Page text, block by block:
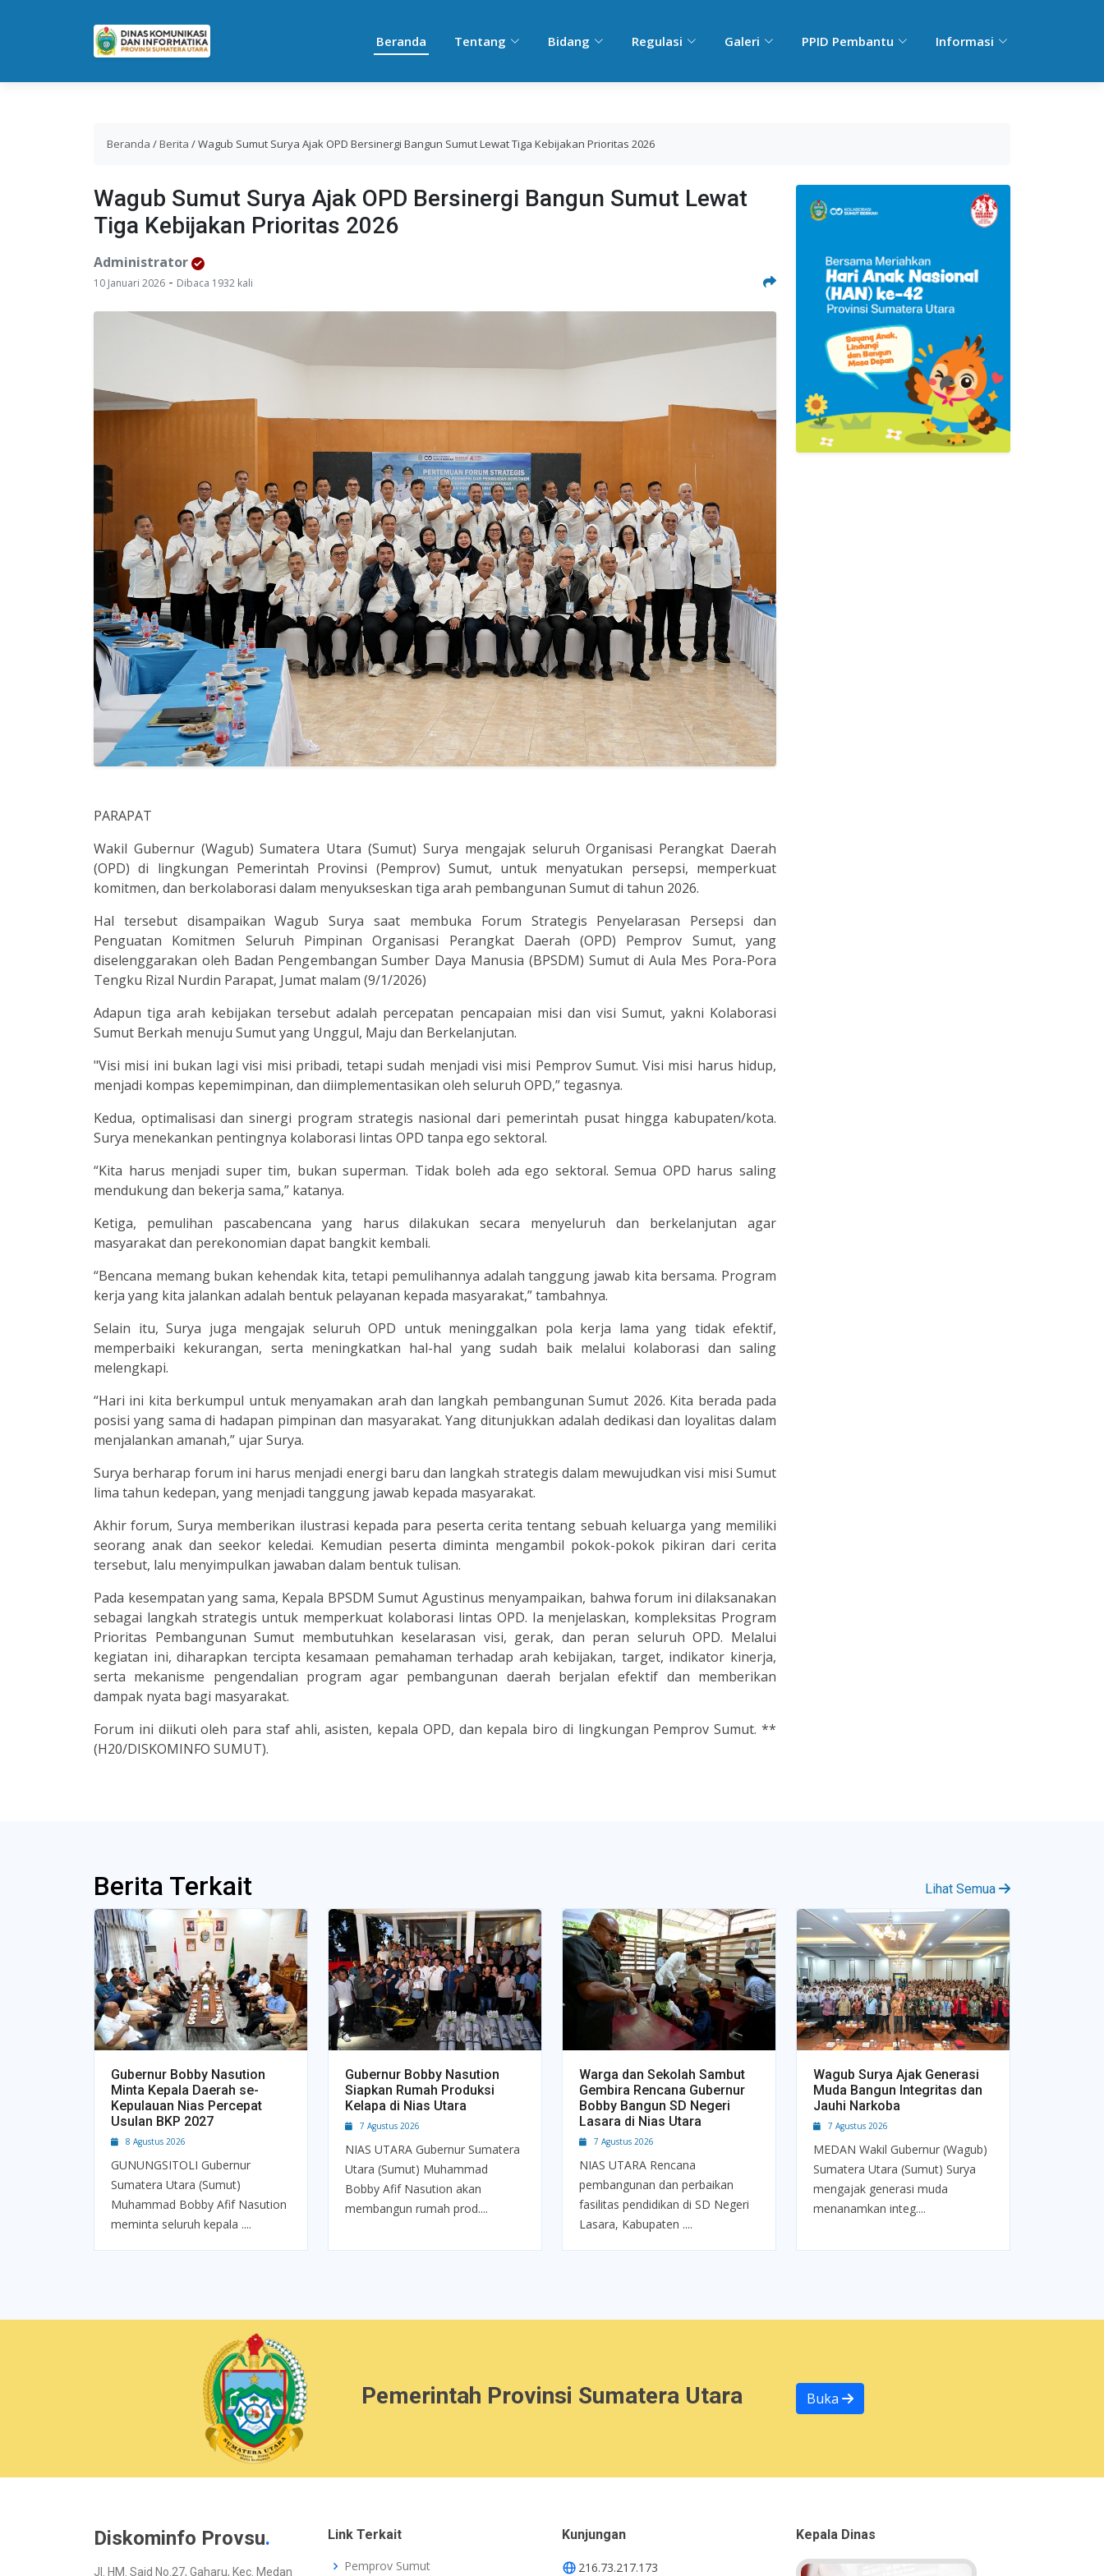
Beranda Tentang Bidang Regulasi Galeri PPID Pembantu Informasi
Beranda / Berita /Wagub Sumut Surya Ajak OPD Bersinergi Bangun Sumut Lewat Tiga Kebijakan Prioritas 2026
Wagub Sumut Surya Ajak OPD Bersinergi Bangun Sumut Lewat
Tiga Kebijakan Prioritas 2026
Administrator
10 Januari 2026 - Dibaca 1932 kali
PARAPAT
Wakil Gubernur (Wagub) Sumatera Utara (Sumut) Surya mengajak seluruh Organisasi Perangkat Daerah
(OPD) di lingkungan Pemerintah Provinsi (Pemprov) Sumut, untuk menyatukan persepsi, memperkuat
komitmen, dan berkolaborasi dalam menyukseskan tiga arah pembangunan Sumut di tahun 2026.
Hal tersebut disampaikan Wagub Surya saat membuka Forum Strategis Penyelarasan Persepsi dan
Penguatan Komitmen Seluruh Pimpinan Organisasi Perangkat Daerah (OPD) Pemprov Sumut, yang
diselenggarakan oleh Badan Pengembangan Sumber Daya Manusia (BPSDM) Sumut di Aula Mes Pora-Pora
Tengku Rizal Nurdin Parapat, Jumat malam (9/1/2026)
Adapun tiga arah kebijakan tersebut adalah percepatan pencapaian misi dan visi Sumut, yakni Kolaborasi
Sumut Berkah menuju Sumut yang Unggul, Maju dan Berkelanjutan.
"Visi misi ini bukan lagi visi misi pribadi, tetapi sudah menjadi visi misi Pemprov Sumut. Visi misi harus hidup,
menjadi kompas kepemimpinan, dan diimplementasikan oleh seluruh OPD,” tegasnya.
Kedua, optimalisasi dan sinergi program strategis nasional dari pemerintah pusat hingga kabupaten/kota.
Surya menekankan pentingnya kolaborasi lintas OPD tanpa ego sektoral.
“Kita harus menjadi super tim, bukan superman. Tidak boleh ada ego sektoral. Semua OPD harus saling
mendukung dan bekerja sama,” katanya.
Ketiga, pemulihan pascabencana yang harus dilakukan secara menyeluruh dan berkelanjutan agar
masyarakat dan perekonomian dapat bangkit kembali.
“Bencana memang bukan kehendak kita, tetapi pemulihannya adalah tanggung jawab kita bersama. Program
kerja yang kita jalankan adalah bentuk pelayanan kepada masyarakat,” tambahnya.
Selain itu, Surya juga mengajak seluruh OPD untuk meninggalkan pola kerja lama yang tidak efektif,
memperbaiki kekurangan, serta meningkatkan hal-hal yang sudah baik melalui kolaborasi dan saling
melengkapi.
“Hari ini kita berkumpul untuk menyamakan arah dan langkah pembangunan Sumut 2026. Kita berada pada
posisi yang sama di hadapan pimpinan dan masyarakat. Yang ditunjukkan adalah dedikasi dan loyalitas dalam
menjalankan amanah,” ujar Surya.
Surya berharap forum ini harus menjadi energi baru dan langkah strategis dalam mewujudkan visi misi Sumut
lima tahun kedepan, yang menjadi tanggung jawab kepada masyarakat.
Akhir forum, Surya memberikan ilustrasi kepada para peserta cerita tentang sebuah keluarga yang memiliki
seorang anak dan seekor keledai. Kemudian peserta diminta mengambil pokok-pokok pikiran dari cerita
tersebut, lalu menyimpulkan jawaban dalam bentuk tulisan.
Pada kesempatan yang sama, Kepala BPSDM Sumut Agustinus menyampaikan, bahwa forum ini dilaksanakan
sebagai langkah strategis untuk memperkuat kolaborasi lintas OPD. Ia menjelaskan, kompleksitas Program
Prioritas Pembangunan Sumut membutuhkan keselarasan visi, gerak, dan peran seluruh OPD. Melalui
kegiatan ini, diharapkan tercipta kesamaan pemahaman terhadap arah kebijakan, target, indikator kinerja,
serta mekanisme pengendalian program agar pembangunan daerah berjalan efektif dan memberikan
dampak nyata bagi masyarakat.
Forum ini diikuti oleh para staf ahli, asisten, kepala OPD, dan kepala biro di lingkungan Pemprov Sumut. **
(H20/DISKOMINFO SUMUT).
Berita Terkait Lihat Semua
Gubernur Bobby Nasution
Minta Kepala Daerah se-
Kepulauan Nias Percepat
Usulan BKP 2027
8 Agustus 2026
GUNUNGSITOLI Gubernur
Sumatera Utara (Sumut)
Muhammad Bobby Afif Nasution
meminta seluruh kepala ....
Gubernur Bobby Nasution
Siapkan Rumah Produksi
Kelapa di Nias Utara
7 Agustus 2026
NIAS UTARA Gubernur Sumatera
Utara (Sumut) Muhammad
Bobby Afif Nasution akan
membangun rumah prod....
Warga dan Sekolah Sambut
Gembira Rencana Gubernur
Bobby Bangun SD Negeri
Lasara di Nias Utara
7 Agustus 2026
NIAS UTARA Rencana
pembangunan dan perbaikan
fasilitas pendidikan di SD Negeri
Lasara, Kabupaten ....
Wagub Surya Ajak Generasi
Muda Bangun Integritas dan
Jauhi Narkoba
7 Agustus 2026
MEDAN Wakil Gubernur (Wagub)
Sumatera Utara (Sumut) Surya
mengajak generasi muda
menanamkan integ....
Pemerintah Provinsi Sumatera Utara Buka
Diskominfo Provsu.
Jl. HM. Said No.27, Gaharu, Kec. Medan
Link Terkait
Pemprov Sumut
Kunjungan
216.73.217.173
Kepala Dinas